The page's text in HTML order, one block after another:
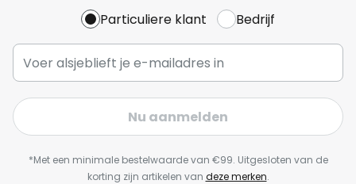
Particuliere klant Bedrijf
Nu aanmelden
*Met een minimale bestelwaarde van €99. Uitgesloten van de
korting zijn artikelen van deze merken.